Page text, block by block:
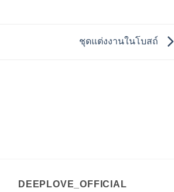
ชุดแต่งงานในโบสถ์
DEEPLOVE_OFFICIAL